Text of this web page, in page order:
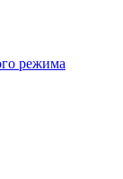
режима